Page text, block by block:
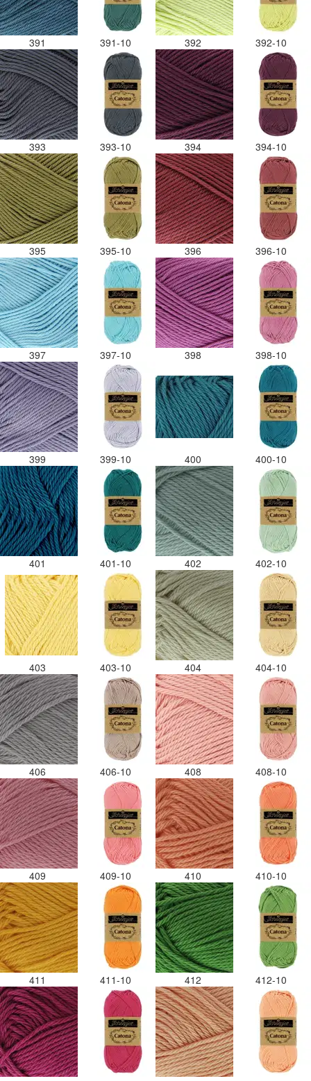
391 391-10 392 392-10
393 393-10 394 394-10
395 395-10 396 396-10
397 397-10 398 398-10
399 399-10 400 400-10
401 401-10 402 402-10
403 403-10 404 404-10
406 406-10 408 408-10
409 409-10 410 410-10
411 411-10 412 412-10